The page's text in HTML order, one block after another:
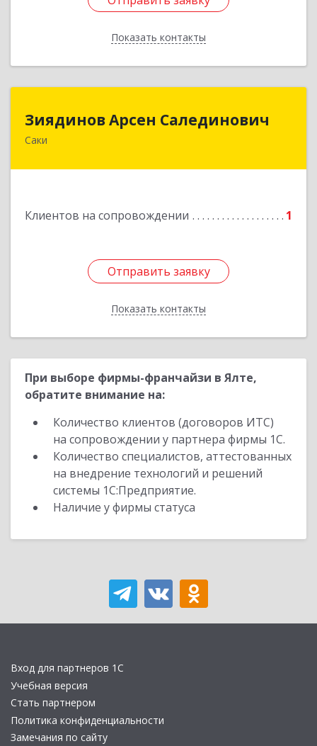
Показать контакты
Назад
Зиядинов Арсен Салединович
Саки
Клиентов на сопровождении 1
Отправить заявку
Показать контакты
Отправить заявку
Назад
При выборе фирмы-франчайзи в Ялте,
обратите внимание на:
Количество клиентов (договоров ИТС)
на сопровождении у партнера фирмы 1С.
Количество специалистов, аттестованных
на внедрение технологий и решений
системы 1С:Предприятие.
Наличие у фирмы статуса
Вход для партнеров 1С
Учебная версия
Стать партнером
Политика конфиденциальности
Замечания по сайту